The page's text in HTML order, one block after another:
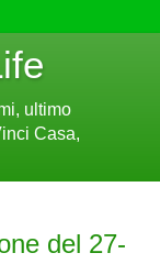
ultimo
Casa,
del 27-